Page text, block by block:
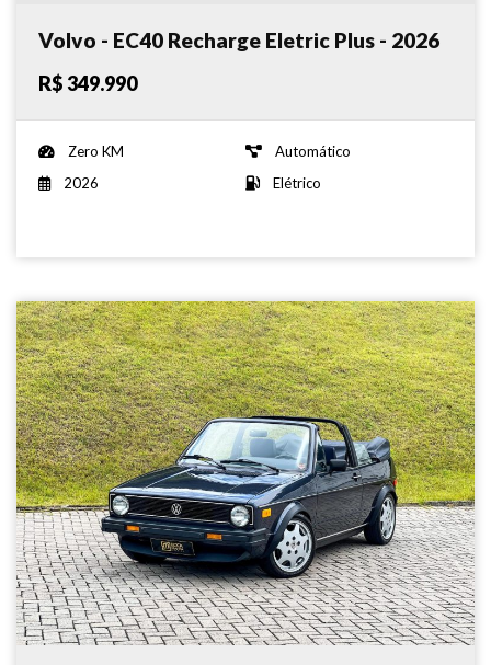
Volvo - EC40 Recharge Eletric Plus - 2026
R$ 349.990
Zero KM
Automático
2026
Elétrico